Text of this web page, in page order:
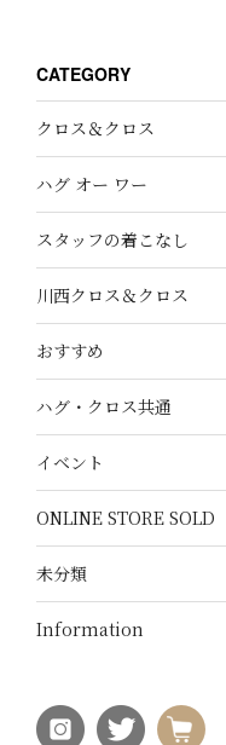
CATEGORY
クロス＆クロス
ハグ オー ワー
スタッフの着こなし
川西クロス＆クロス
おすすめ
ハグ・クロス共通
イベント
ONLINE STORE SOLD
未分類
Information